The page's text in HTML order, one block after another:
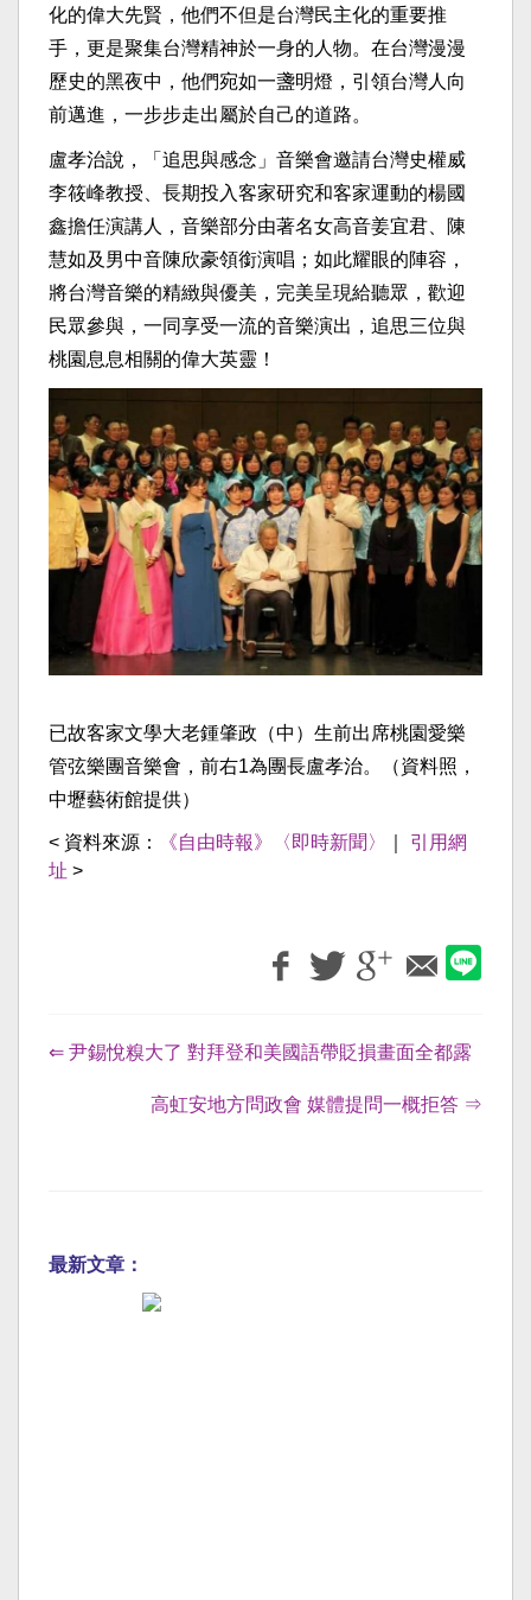
化的偉大先賢，他們不但是台灣民主化的重要推
手，更是聚集台灣精神於一身的人物。在台灣漫漫
歷史的黑夜中，他們宛如一盞明燈，引領台灣人向
前邁進，一步步走出屬於自己的道路。
盧孝治說，「追思與感念」音樂會邀請台灣史權威
李筱峰教授、長期投入客家研究和客家運動的楊國
鑫擔任演講人，音樂部分由著名女高音姜宜君、陳
慧如及男中音陳欣豪領銜演唱；如此耀眼的陣容，
將台灣音樂的精緻與優美，完美呈現給聽眾，歡迎
民眾參與，一同享受一流的音樂演出，追思三位與
桃園息息相關的偉大英靈！
已故客家文學大老鍾肇政（中）生前出席桃園愛樂
管弦樂團音樂會，前右1為團長盧孝治。（資料照，
中壢藝術館提供）
< 資料來源： 《自由時報》〈即時新聞〉
引用網
址 >
⇐ 尹錫悅糗大了 對拜登和美國語帶貶損畫面全都露
高虹安地方問政會 媒體提問一概拒答 ⇒
最新文章：